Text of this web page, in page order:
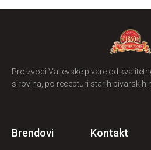
Proizvodi Valjevske pivare od
sirovina, po recepturi starih pivarskih
Brendovi Kontakt